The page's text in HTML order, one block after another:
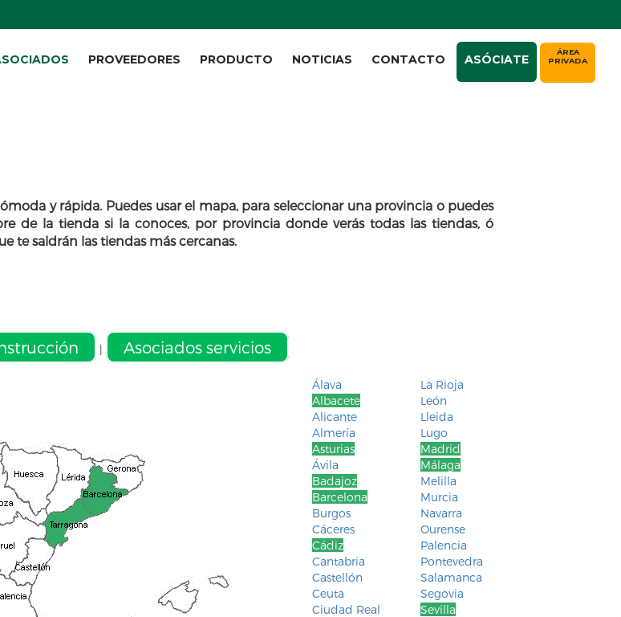
PROVEEDORES PRODUCTO NOTICIAS CONTACTO ASÓCIATE
ÁREA
PRIVADA
y rápida. Puedes usar el mapa, para seleccionar una provincia o puedes
de la tienda si la conoces, por provincia donde verás todas las tiendas, ó
te saldrán las tiendas más cercanas.
| Asociados servicios
Álava
Albacete
Alicante
Almería
Asturias
Ávila
Badajoz
Barcelona
Burgos
Cáceres
Cádiz
Cantabria
Castellón
Ceuta
Ciudad Real
La Rioja
León
Lleida
Lugo
Madrid
Málaga
Melilla
Murcia
Navarra
Ourense
Palencia
Pontevedra
Salamanca
Segovia
Sevilla